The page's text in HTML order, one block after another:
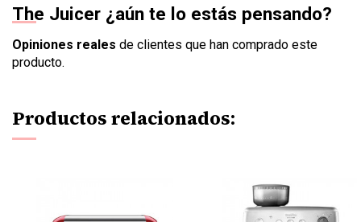
The Juicer ¿aún te lo estás pensando?
Opiniones reales de clientes que han comprado este
producto.
Productos relacionados: